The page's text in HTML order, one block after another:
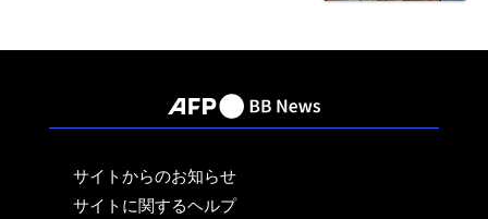
サイトからのお知らせ
サイトに関するヘルプ